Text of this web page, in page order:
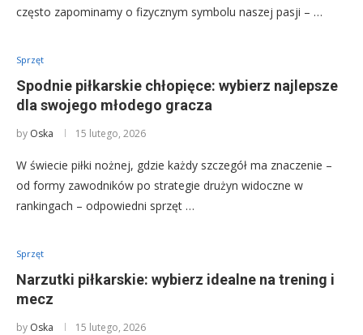
często zapominamy o fizycznym symbolu naszej pasji – …
Sprzęt
Spodnie piłkarskie chłopięce: wybierz najlepsze
dla swojego młodego gracza
by Oska 15 lutego, 2026
W świecie piłki nożnej, gdzie każdy szczegół ma znaczenie –
od formy zawodników po strategie drużyn widoczne w
rankingach – odpowiedni sprzęt …
Sprzęt
Narzutki piłkarskie: wybierz idealne na trening i
mecz
by Oska 15 lutego, 2026